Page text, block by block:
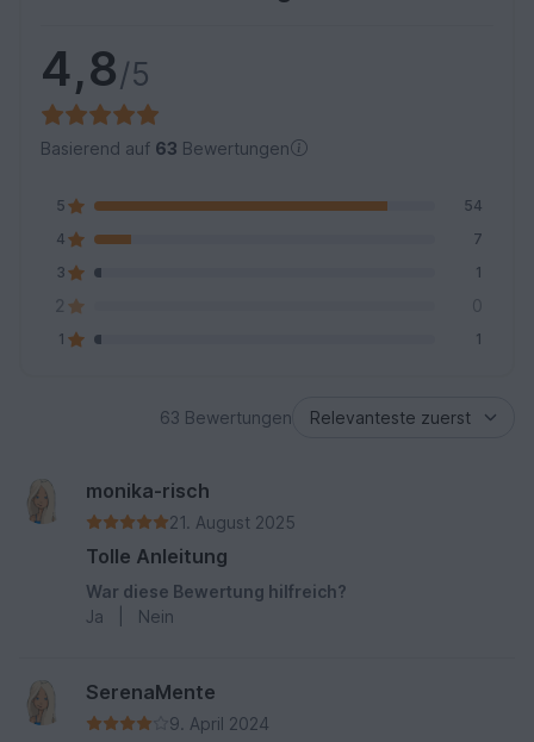
4,8/5
Basierend auf 63 Bewertungen
5
54
4
7
3
1
2 0
1 1
63 Bewertungen
monika-risch
21. August 2025
Tolle Anleitung
War diese Bewertung hilfreich?
Ja
Nein
SerenaMente
9. April 2024